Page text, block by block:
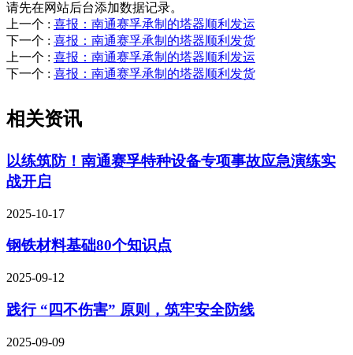
请先在网站后台添加数据记录。
上一个 : 喜报：南通赛孚承制的塔器顺利发运
下一个 : 喜报：南通赛孚承制的塔器顺利发货
上一个 : 喜报：南通赛孚承制的塔器顺利发运
下一个 : 喜报：南通赛孚承制的塔器顺利发货
相关资讯
以练筑防！南通赛孚特种设备专项事故应急演练实
战开启
2025-10-17
钢铁材料基础80个知识点
2025-09-12
践行 “四不伤害” 原则，筑牢安全防线
2025-09-09